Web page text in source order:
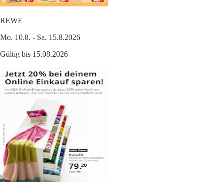
REWE
Mo. 10.8. - Sa. 15.8.2026
Gültig bis 15.08.2026